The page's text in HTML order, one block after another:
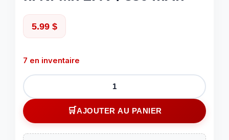
5.99 $
7 en inventaire
quantité
de
Pile
pour
AJOUTER AU PANIER